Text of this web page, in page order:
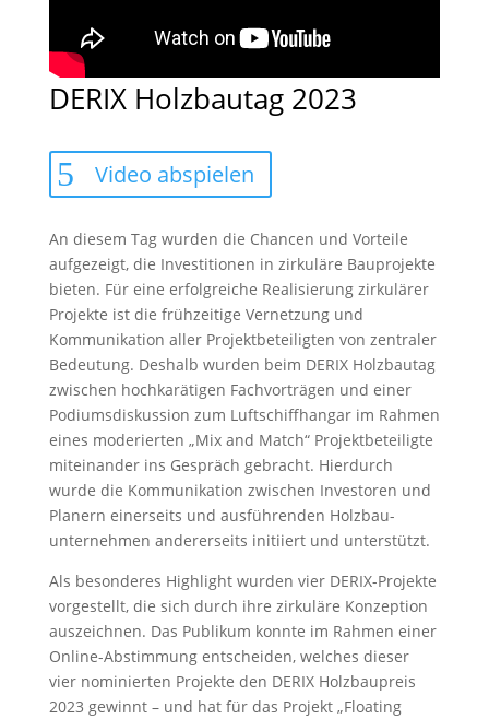
DERIX Holzbautag 2023
Video abspielen
An diesem Tag wurden die Chancen und Vorteile
auf­gezeigt, die Investitionen in zirkuläre Bau­projekte
bieten. Für eine erfolg­reiche Realisierung zirkulärer
Projekte ist die frühzeitige Vernetzung und
Kommuni­kation aller Projekt­beteiligten von zentraler
Bedeutung. Deshalb wurden beim DERIX Holzbautag
zwischen hochkarätigen Fach­vorträgen und einer
Podiums­diskussion zum Luftschiff­hangar im Rahmen
eines moderierten „Mix and Match“ Projekt­beteiligte
miteinander ins Gespräch gebracht. Hierdurch
wurde die Kommuni­kation zwischen Investoren und
Planern einerseits und ausführenden Holzbau­
unternehmen anderer­seits initiiert und unterstützt.
Als besonderes Highlight wurden vier DERIX-Projekte
vorgestellt, die sich durch ihre zirkuläre Konzeption
auszeichnen. Das Publikum konnte im Rahmen einer
Online-­Abstimmung entscheiden, welches dieser
vier nominierten Projekte den DERIX Holzbaupreis
2023 gewinnt – und hat für das Projekt „Floating